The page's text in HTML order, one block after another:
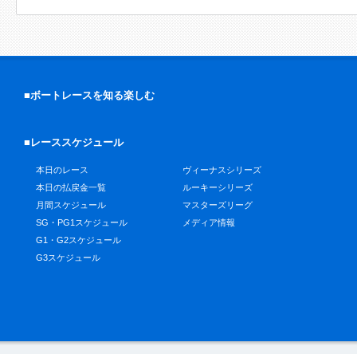
■ボートレースを知る楽しむ
■レーススケジュール
本日のレース
本日の払戻金一覧
月間スケジュール
SG・PG1スケジュール
G1・G2スケジュール
G3スケジュール
ヴィーナスシリーズ
ルーキーシリーズ
マスターズリーグ
メディア情報